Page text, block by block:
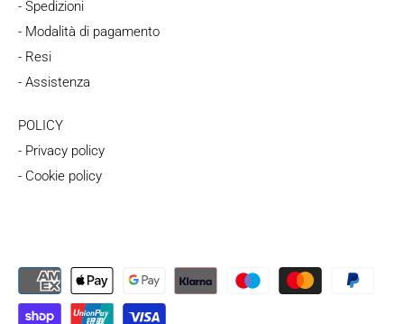
- Spedizioni
- Modalità di pagamento
- Resi
- Assistenza
POLICY
- Privacy policy
- Cookie policy